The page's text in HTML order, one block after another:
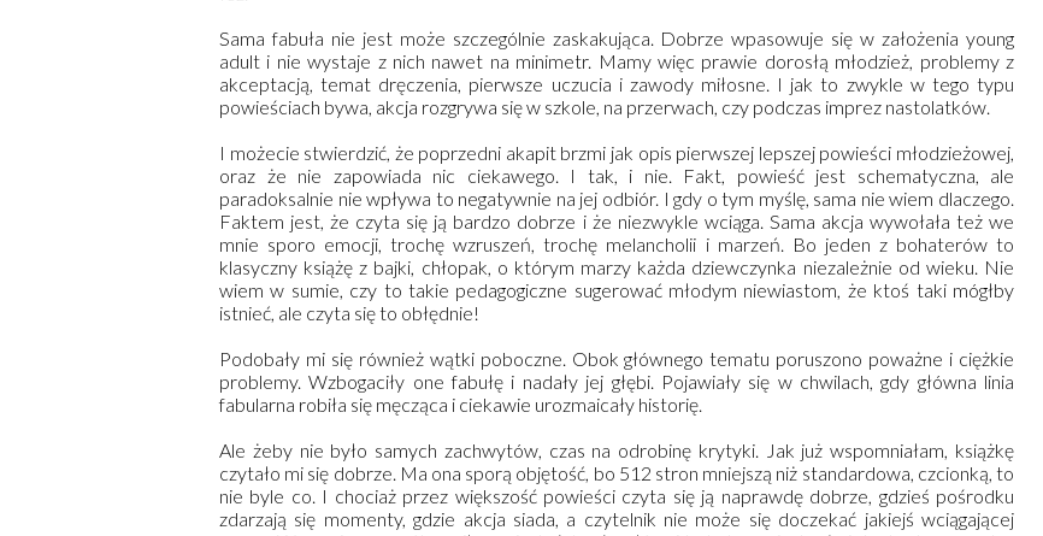
Sama fabuła nie jest może szczególnie zaskakująca. Dobrze wpasowuje się w założenia young
adult i nie wystaje z nich nawet na minimetr. Mamy więc prawie dorosłą młodzież, problemy z
akceptacją, temat dręczenia, pierwsze uczucia i zawody miłosne. I jak to zwykle w tego typu
powieściach bywa, akcja rozgrywa się w szkole, na przerwach, czy podczas imprez nastolatków.
I możecie stwierdzić, że poprzedni akapit brzmi jak opis pierwszej lepszej powieści młodzieżowej,
oraz że nie zapowiada nic ciekawego. I tak, i nie. Fakt, powieść jest schematyczna, ale
paradoksalnie nie wpływa to negatywnie na jej odbiór. I gdy o tym myślę, sama nie wiem dlaczego.
Faktem jest, że czyta się ją bardzo dobrze i że niezwykle wciąga. Sama akcja wywołała też we
mnie sporo emocji, trochę wzruszeń, trochę melancholii i marzeń. Bo jeden z bohaterów to
klasyczny książę z bajki, chłopak, o którym marzy każda dziewczynka niezależnie od wieku. Nie
wiem w sumie, czy to takie pedagogiczne sugerować młodym niewiastom, że ktoś taki mógłby
istnieć, ale czyta się to obłędnie!
Podobały mi się również wątki poboczne. Obok głównego tematu poruszono poważne i ciężkie
problemy. Wzbogaciły one fabułę i nadały jej głębi. Pojawiały się w chwilach, gdy główna linia
fabularna robiła się męcząca i ciekawie urozmaicały historię.
Ale żeby nie było samych zachwytów, czas na odrobinę krytyki. Jak już wspomniałam, książkę
czytało mi się dobrze. Ma ona sporą objętość, bo 512 stron mniejszą niż standardowa, czcionką, to
nie byle co. I chociaż przez większość powieści czyta się ją naprawdę dobrze, gdzieś pośrodku
zdarzają się momenty, gdzie akcja siada, a czytelnik nie może się doczekać jakiejś wciągającej